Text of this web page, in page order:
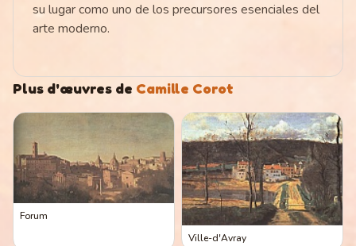
su lugar como uno de los precursores esenciales del
arte moderno.
Plus d'œuvres de Camille Corot
Forum
Ville-d'Avray